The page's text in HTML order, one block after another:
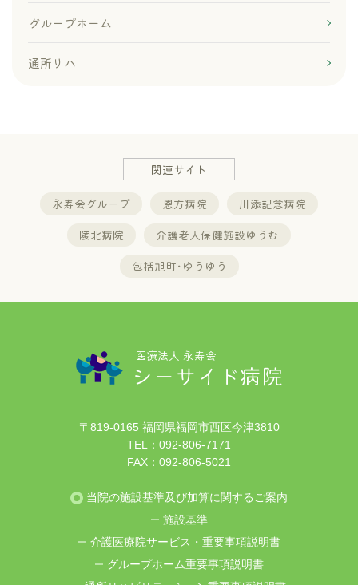
グループホーム
通所リハ
関連サイト
永寿会グループ 恩方病院
川添記念病院
陵北病院
介護老人保健施設ゆうむ
包括旭町･ゆうゆう
医療法人 永寿会
シーサイド病院
〒819-0165 福岡県福岡市西区今津3810
TEL： 092-806-7171
FAX：092-806-5021
当院の施設基準及び加算に関するご案内
施設基準
介護医療院サービス・重要事項説明書
グループホーム重要事項説明書